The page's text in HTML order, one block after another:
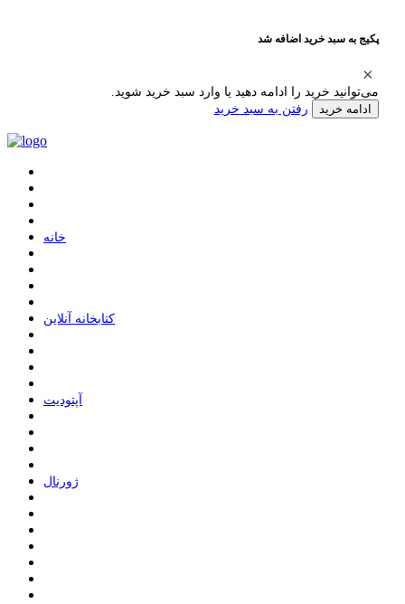
پکیج به سبد خرید اضافه شد
می‌توانید خرید را ادامه دهید یا وارد سبد خرید شوید.
ادامه خرید رفتن به سبد خرید
ﺧﺎﻧﻪ
ﮐﺘﺎﺑﺨﺎﻧﻪ ﺁﻧﻼﯾﻦ
ﺁﭘﺘﻮﺩﯾﺖ
ﮊﻭﺭﻧﺎﻝ